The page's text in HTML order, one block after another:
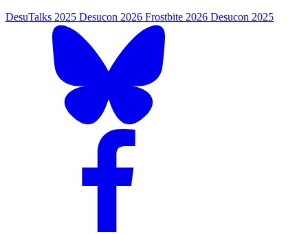
DesuTalks 2025 Desucon 2026 Frostbite 2026 Desucon 2025